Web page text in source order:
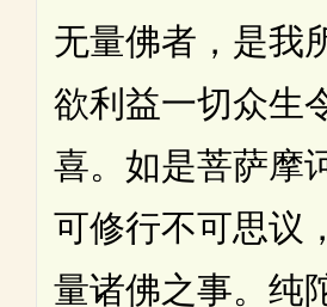
无量佛者，是我
欲利益一切众生
喜。如是菩萨摩
可修行不可思议
量诸佛之事。纯